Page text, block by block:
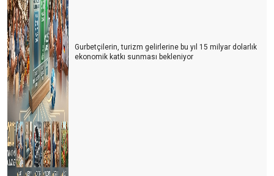
Gurbetçilerin, turizm gelirlerine bu yıl 15 milyar dolarlık
ekonomik katkı sunması bekleniyor